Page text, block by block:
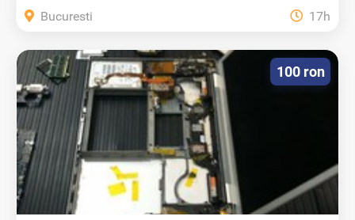
Bucuresti 17h
100 ron